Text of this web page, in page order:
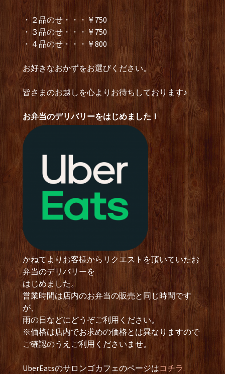
・２品のせ・・・￥750
・３品のせ・・・￥750
・４品のせ・・・￥800
お好きなおかずをお選びください。
皆さまのお越しを心よりお待ちしております♪
お弁当のデリバリーをはじめました！
かねてよりお客様からリクエストを頂いていたお
弁当のデリバリーを
はじめました。
営業時間は店内のお弁当の販売と同じ時間です
が、
雨の日などにどうぞご利用ください。
※価格は店内でお求めの価格とは異なりますので
ご確認のうえご利用くださいませ。
UberEatsのサロンゴカフェのページはコチラ.